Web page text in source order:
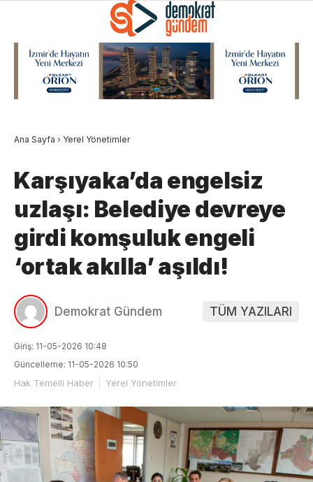
Ana Sayfa › Yerel Yönetimler
Karşıyaka’da engelsiz
uzlaşı: Belediye devreye
girdi komşuluk engeli
‘ortak akılla’ aşıldı!
Demokrat Gündem TÜM YAZILARI
Giriş: 11-05-2026 10:48
Güncelleme: 11-05-2026 10:50
Hak Temelli Haber Yerel Yönetimler